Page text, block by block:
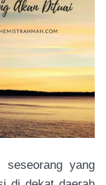
seseorang yang